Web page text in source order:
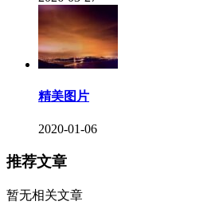
精美图片
2020-01-06
推荐文章
暂无相关文章